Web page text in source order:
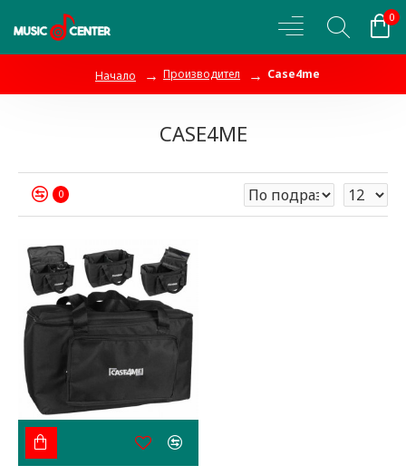
0
Начало Производител Case4me
CASE4ME
0